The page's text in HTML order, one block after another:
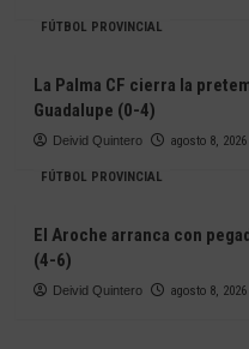
FÚTBOL PROVINCIAL
La Palma CF cierra la
Guadalupe (0-4)
Deivid Quintero agosto 8, 2026
FÚTBOL PROVINCIAL
El Aroche arranca con
(4-6)
Deivid Quintero agosto 8, 2026